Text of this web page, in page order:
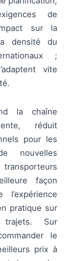
de
sur la
densité du
;
vite
la chaîne
réduit
pour les
nouvelles
façon
l’expérience
pratique sur
Sur
le
prix à